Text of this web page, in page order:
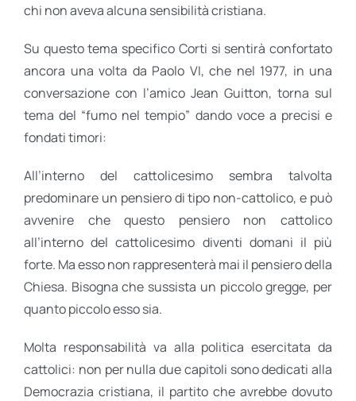
chi non aveva alcuna sensibilità cristiana.
Su questo tema specifico Corti si sentirà confortato
ancora una volta da Paolo VI, che nel 1977, in una
conversazione con l’amico Jean Guitton, torna sul
tema del “fumo nel tempio” dando voce a precisi e
fondati timori:
All’interno del cattolicesimo sembra talvolta
predominare un pensiero di tipo non-cattolico, e può
avvenire che questo pensiero non cattolico
all’interno del cattolicesimo diventi domani il più
forte. Ma esso non rappresenterà mai il pensiero della
Chiesa. Bisogna che sussista un piccolo gregge, per
quanto piccolo esso sia.
Molta responsabilità va alla politica esercitata da
cattolici: non per nulla due capitoli sono dedicati alla
Democrazia cristiana, il partito che avrebbe dovuto